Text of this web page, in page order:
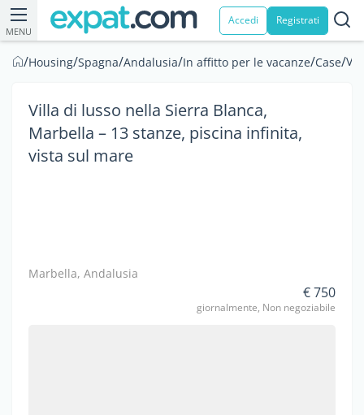
MENU
Accedi Registrati
/Housing/Spagna/Andalusia/In affitto per le vacanze/Case/
Villa di lusso nella Sierra Blanca,
Marbella – 13 stanze, piscina infinita,
vista sul mare
Marbella, Andalusia
€ 750
giornalmente, Non negoziabile